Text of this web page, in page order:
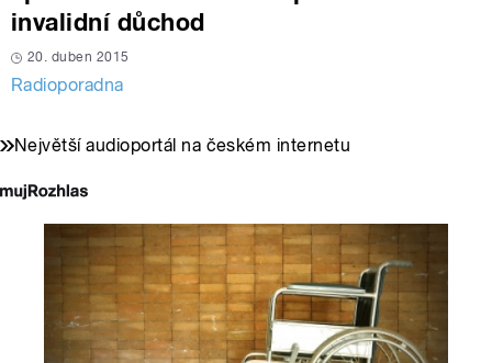
invalidní důchod
20. duben 2015
Radioporadna
Největší audioportál na českém internetu